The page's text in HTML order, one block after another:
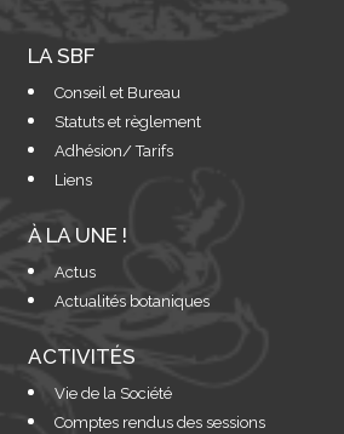
LA SBF
Conseil et Bureau
Statuts et règlement
Adhésion/ Tarifs
Liens
À LA UNE !
Actus
Actualités botaniques
ACTIVITÉS
Vie de la Société
Comptes rendus des sessions